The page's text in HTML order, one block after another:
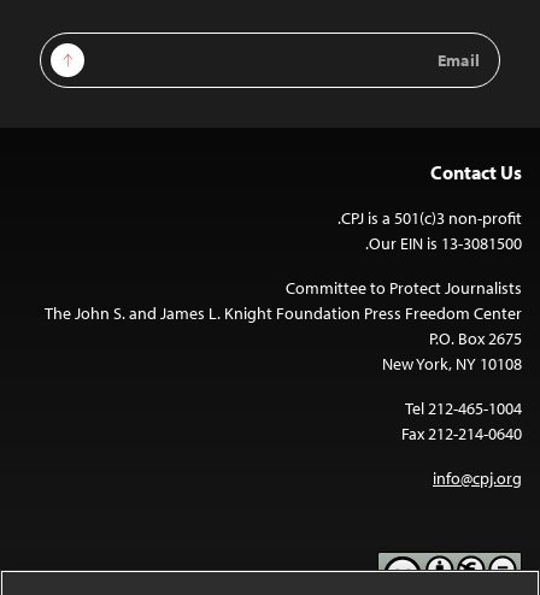
Email
Address
Sign Up
Contact Us
CPJ is a 501(c)3 non-profit.
Our EIN is 13-3081500.
Committee to Protect Journalists
The John S. and James L. Knight Foundation Press Freedom Center
P.O. Box 2675
New York, NY 10108
Tel 212-465-1004
Fax 212-214-0640
info@cpj.org